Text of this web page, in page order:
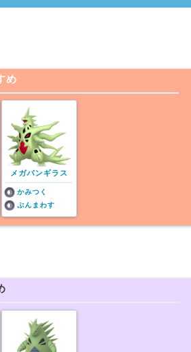
め
メガバンギラス
かみつく
ぶんまわす